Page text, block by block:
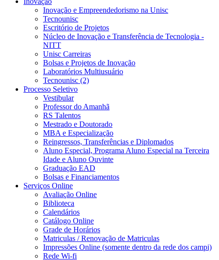
Inovação e Empreendedorismo na Unisc
Tecnounisc
Escritório de Projetos
Núcleo de Inovação e Transferência de Tecnologia -
NITT
Unisc Carreiras
Bolsas e Projetos de Inovação
Laboratórios Multiusuário
Tecnounisc (2)
Processo Seletivo
Vestibular
Professor do Amanhã
RS Talentos
Mestrado e Doutorado
MBA e Especialização
Reingressos, Transferências e Diplomados
Aluno Especial, Programa Aluno Especial na Terceira
Idade e Aluno Ouvinte
Graduação EAD
Bolsas e Financiamentos
Serviços Online
Avaliação Online
Biblioteca
Calendários
Catálogo Online
Grade de Horários
Matriculas / Renovação de Matriculas
Impressões Online (somente dentro da rede dos campi)
Rede Wi-fi